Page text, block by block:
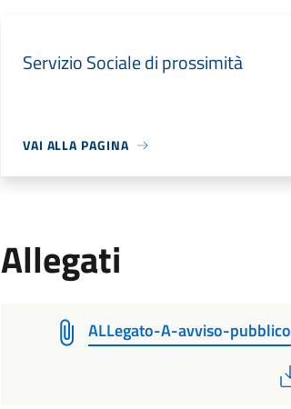
Servizio Sociale di prossimità
VAI ALLA PAGINA
Allegati
ALLegato-A-avviso-pubblico